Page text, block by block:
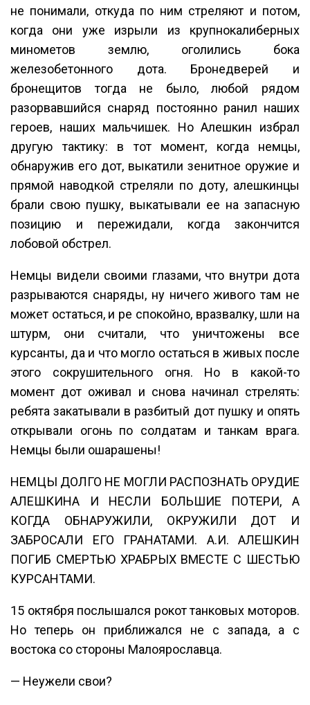
не понимали, откуда по ним стреляют и потом,
когда они уже изрыли из крупнокалиберных
минометов землю, оголились бока
железобетонного дота. Бронедверей и
бронещитов тогда не было, любой рядом
разорвавшийся снаряд постоянно ранил наших
героев, наших мальчишек. Но Алешкин избрал
другую тактику: в тот момент, когда немцы,
обнаружив его дот, выкатили зенитное оружие и
прямой наводкой стреляли по доту, алешкинцы
брали свою пушку, выкатывали ее на запасную
позицию и пережидали, когда закончится
лобовой обстрел.
Немцы видели своими глазами, что внутри дота
разрываются снаряды, ну ничего живого там не
может остаться, и ре спокойно, вразвалку, шли на
штурм, они считали, что уничтожены все
курсанты, да и что могло остаться в живых после
этого сокрушительного огня. Но в какой-то
момент дот оживал и снова начинал стрелять:
ребята закатывали в разбитый дот пушку и опять
открывали огонь по солдатам и танкам врага.
Немцы были ошарашены!
НЕМЦЫ ДОЛГО НЕ МОГЛИ РАСПОЗНАТЬ ОРУДИЕ
АЛЕШКИНА И НЕСЛИ БОЛЬШИЕ ПОТЕРИ, А
КОГДА ОБНАРУЖИЛИ, ОКРУЖИЛИ ДОТ И
ЗАБРОСАЛИ ЕГО ГРАНАТАМИ. А.И. АЛЕШКИН
ПОГИБ СМЕРТЬЮ ХРАБРЫХ ВМЕСТЕ С ШЕСТЬЮ
КУРСАНТАМИ.
15 октября послышался рокот танковых моторов.
Но теперь он приближался не с запада, а с
востока со стороны Малоярославца.
— Неужели свои?